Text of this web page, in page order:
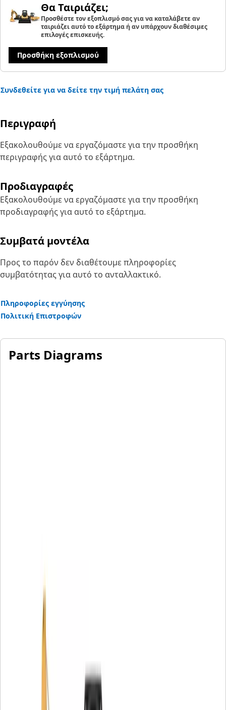
Θα Ταιριάζει;
Προσθέστε τον εξοπλισμό σας για να καταλάβετε αν
ταιριάζει αυτό το εξάρτημα ή αν υπάρχουν διαθέσιμες
επιλογές επισκευής.
Προσθήκη εξοπλισμού
Συνδεθείτε για να δείτε την τιμή πελάτη σας
Περιγραφή
Εξακολουθούμε να εργαζόμαστε για την προσθήκη
περιγραφής για αυτό το εξάρτημα.
Προδιαγραφές
Εξακολουθούμε να εργαζόμαστε για την προσθήκη
προδιαγραφής για αυτό το εξάρτημα.
Συμβατά μοντέλα
Προς το παρόν δεν διαθέτουμε πληροφορίες
συμβατότητας για αυτό το ανταλλακτικό.
Πληροφορίες εγγύησης
Πολιτική Επιστροφών
Parts Diagrams